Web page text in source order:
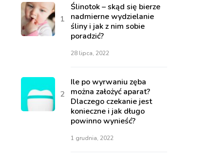
Ślinotok – skąd się bierze
nadmierne wydzielanie
śliny i jak z nim sobie
poradzić?
28 lipca, 2022
Ile po wyrwaniu zęba
można założyć aparat?
Dlaczego czekanie jest
konieczne i jak długo
powinno wynieść?
1 grudnia, 2022